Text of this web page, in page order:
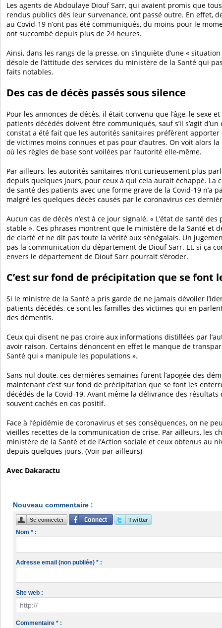
Les agents de Abdoulaye Diouf Sarr, qui avaient promis que
rendus publics dès leur survenance, ont passé outre. En effet,
au Covid-19 n’ont pas été communiqués, du moins pour le
ont succombé depuis plus de 24 heures.
Ainsi, dans les rangs de la presse, on s’inquiète d’une «
désole de l’attitude des services du ministère de la Santé qui
faits notables.
Des cas de décès passés sous silence
Pour les annonces de décès, il était convenu que l’âge, le sexe
patients décédés doivent être communiqués, sauf s’il s’agit
constat a été fait que les autorités sanitaires préfèrent apporter
de victimes moins connues et pas pour d’autres. On voit alors
où les règles de base sont voilées par l’autorité elle-même.
Par ailleurs, les autorités sanitaires n’ont curieusement plus
depuis quelques jours, pour ceux à qui cela aurait échappé. La
de santé des patients avec une forme grave de la Covid-19 n’a
malgré les quelques décès causés par le coronavirus ces
Aucun cas de décès n’est à ce jour signalé. « L’état de santé
stable ». Ces phrases montrent que le ministère de la Santé et
de clarté et ne dit pas toute la vérité aux sénégalais. Un
pas la communication du département de Diouf Sarr. Et, si ça
envers le département de Diouf Sarr pourrait s’éroder.
C’est sur fond de précipitation que se font
Si le ministre de la Santé a pris garde de ne jamais dévoiler
patients décédés, ce sont les familles des victimes qui en
des démentis.
Ceux qui disent ne pas croire aux informations distillées par
avoir raison. Certains dénoncent en effet le manque de
Santé qui « manipule les populations ».
Sans nul doute, ces dernières semaines furent l’apogée des
maintenant c’est sur fond de précipitation que se font les
décédés de la Covid-19. Avant même la délivrance des
souvent cachés en cas positif.
Face à l’épidémie de coronavirus et ses conséquences, on ne
vieilles recettes de la communication de crise. Par ailleurs, les
ministère de la Santé et de l’Action sociale et ceux obtenus au
depuis quelques jours. (Voir par ailleurs)
Avec Dakaractu
Nouveau commentaire :
Nom * :
Adresse email (non publiée) * :
Site web :
Commentaire * :